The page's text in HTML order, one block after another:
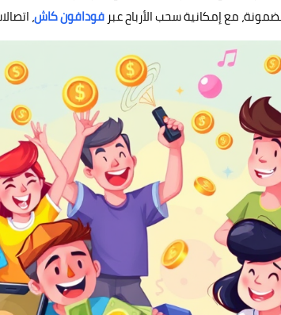
مع إمكانية سحب الأرباح عبرفودافون كاش،